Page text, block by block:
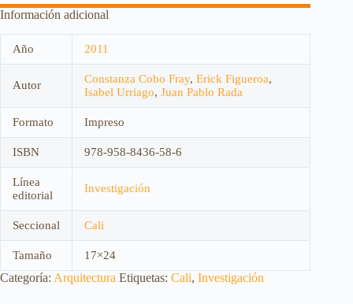
Información adicional
Año 2011
Autor Constanza Cobo Fray, Erick Figueroa,
Isabel Urriago, Juan Pablo Rada
Formato Impreso
ISBN 978-958-8436-58-6
Línea
editorial
Investigación
Seccional Cali
Tamaño 17×24
Categoría: Arquitectura Etiquetas: Cali, Investigación